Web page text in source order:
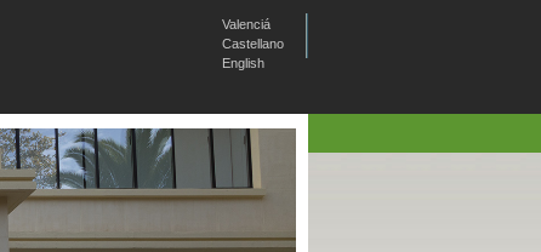
Valenciá
Castellano
English